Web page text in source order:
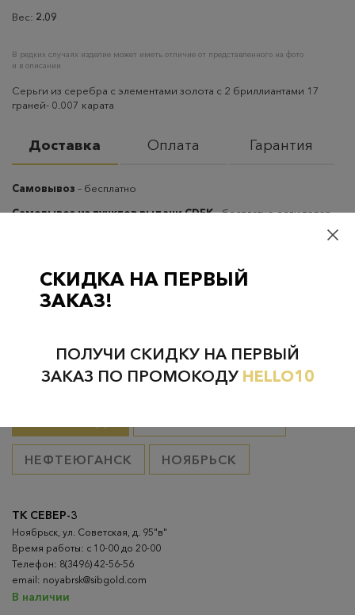
Вес: 2.09
В редких случаях изделие может иметь отличие от представленного на фото
и в описании
Серьги из серебра с элементами золота с 2 бриллиантами 17
граней- 0.007 карата
Доставка Оплата Гарантия
Самовывоз – бесплатно
Самовывоз из пунктов выдачи CDEK– бесплатно если товар
Проверьте наличие в магазинах
НЕФТЕЮГАНСК НОЯБРЬСК
ТК СЕВЕР-3
Ноябрьск, ул. Советская, д. 95"в"
Время работы: с 10-00 до 20-00
Телефон: 8(3496) 42-56-56
email: noyabrsk@sibgold.com
В наличии
СКИДКА НА ПЕРВЫЙ
ЗАКАЗ!
ПОЛУЧИ СКИДКУ НА ПЕРВЫЙ
ЗАКАЗ ПО ПРОМОКОДУ HELLO10